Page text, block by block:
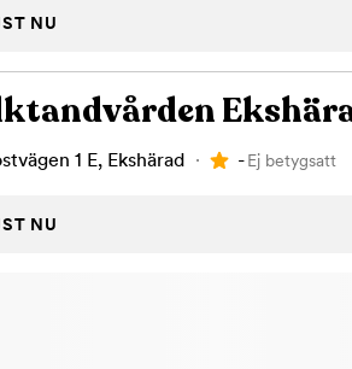
NU
1 E, Ekshärad -Ej betygsatt
NU